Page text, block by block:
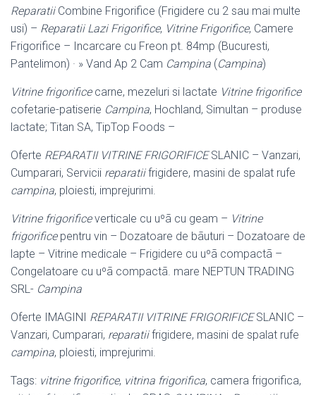
ReparatiiCombine Frigorifice (Frigidere cu 2 sau mai multe
usi) – Reparatii Lazi Frigorifice, Vitrine Frigorifice, Camere
Frigorifice – Incarcare cu Freon pt. 84mp (Bucuresti,
Pantelimon) · » Vand Ap 2 Cam Campina (Campina)
Vitrine frigorificecarne, mezeluri si lactate Vitrine frigorifice
cofetarie-patiserie Campina, Hochland, Simultan – produse
lactate; Titan SA, TipTop Foods –
Oferte REPARATII VITRINE FRIGORIFICESLANIC – Vanzari,
Cumparari, Servicii reparatiifrigidere, masini de spalat rufe
campina, ploiesti, imprejurimi.
Vitrine frigorificeverticale cu uºã cu geam – Vitrine
frigorificepentru vin – Dozatoare de bãuturi – Dozatoare de
lapte – Vitrine medicale – Frigidere cu uºã compactã –
Congelatoare cu uºã compactã. mare NEPTUN TRADING
SRL- Campina
Oferte IMAGINI REPARATII VITRINE FRIGORIFICESLANIC –
Vanzari, Cumparari, reparatiifrigidere, masini de spalat rufe
campina, ploiesti, imprejurimi.
Tags: vitrine frigorifice, vitrina frigorifica, camera frigorifica,